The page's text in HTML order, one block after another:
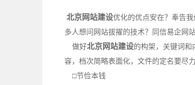
北京网站建设优化的优点安在？奉告
多人想问网站拔擢的技术？同信易企网
做好北京网站建设的构架，关键词
容，档次简略表面化，文件的定名要尽
□节俭本钱